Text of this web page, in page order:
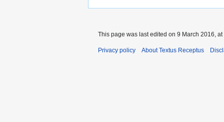
This page was last edited on 9 March 2016, at
Privacy policy About Textus Receptus